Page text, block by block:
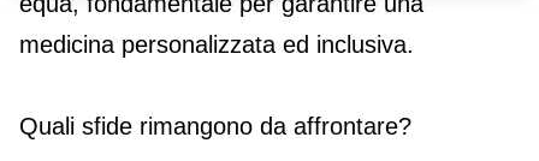
medicina personalizzata ed inclusiva.
Quali sfide rimangono da affrontare?